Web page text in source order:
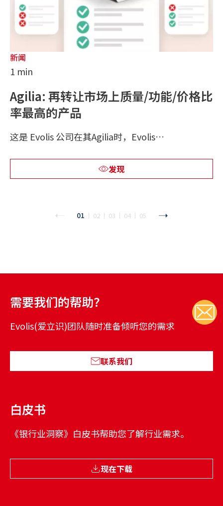
新闻
1 min
Agilia: 再转让市场上质量/功能/价格比
率最高的产品
这是 Evolis 公司在其Agilia时，Evolis…
发现
01 02 03 04 05
需要我们的帮助？
Evolis(爱立识)团队随时准备倾听您的需求
联系我们
白皮书
《银行业洞察》白皮书帮助您了解行业需求。
现在下载